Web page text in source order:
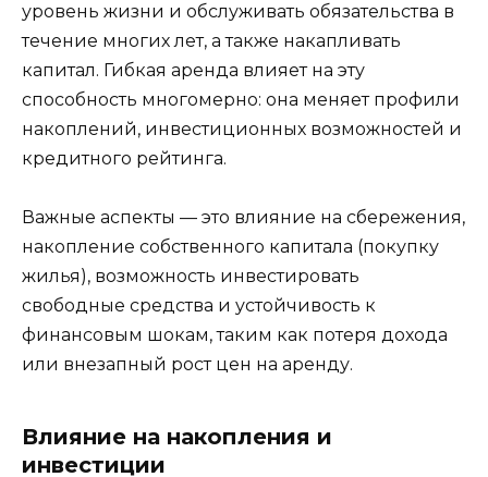
уровень жизни и обслуживать обязательства в
течение многих лет, а также накапливать
капитал. Гибкая аренда влияет на эту
способность многомерно: она меняет профили
накоплений, инвестиционных возможностей и
кредитного рейтинга.
Важные аспекты — это влияние на сбережения,
накопление собственного капитала (покупку
жилья), возможность инвестировать
свободные средства и устойчивость к
финансовым шокам, таким как потеря дохода
или внезапный рост цен на аренду.
Влияние на накопления и
инвестиции